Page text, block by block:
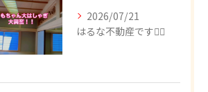
2026/07/21
はるな不動産です🙂‍↕️